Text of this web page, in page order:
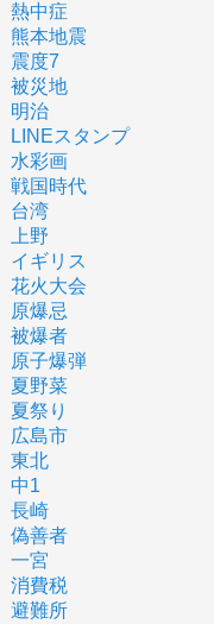
熱中症
熊本地震
震度7
被災地
明治
LINEスタンプ
水彩画
戦国時代
台湾
上野
イギリス
花火大会
原爆忌
被爆者
原子爆弾
夏野菜
夏祭り
広島市
東北
中1
長崎
偽善者
一宮
消費税
避難所